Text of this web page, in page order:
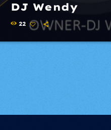
DJ Wendy
22